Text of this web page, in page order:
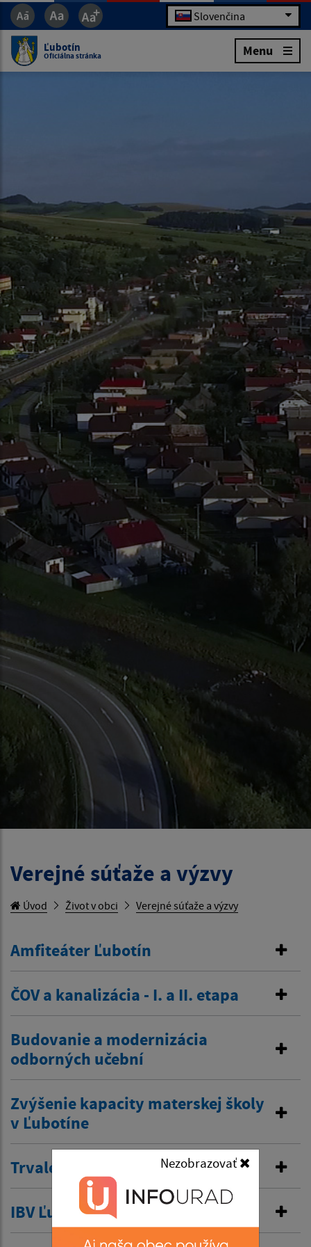
Nezobrazovať
Slovenčina
Ľubotín
Oficiálna stránka Menu
Verejné súťaže a výzvy
Úvod Život v obci Verejné súťaže a výzvy
Amfiteáter Ľubotín
ČOV a kanalizácia - I. a II. etapa
Budovanie a modernizácia
odborných učební
Zvýšenie kapacity materskej školy
v Ľubotíne
Trvalé dopravné značenie
IBV Ľubotín – Pod vimbargom